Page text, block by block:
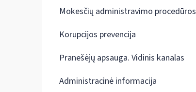
Mokesčių administravimo procedūros
Korupcijos prevencija
Pranešėjų apsauga. Vidinis kanalas
Administracinė informacija